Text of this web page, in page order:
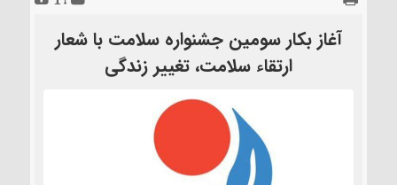
آغاز بکار سومین جشنواره سلامت با شعار
ارتقاء سلامت، تغییر زندگی